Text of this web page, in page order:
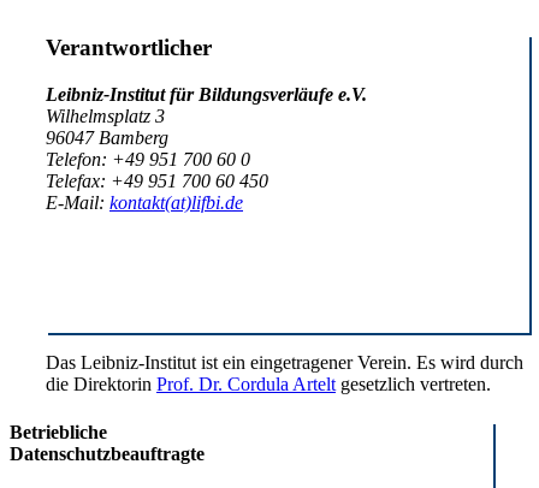
Verantwortlicher
Leibniz-Institut für Bildungsverläufe e.V.
Wilhelmsplatz 3
96047 Bamberg
Telefon: +49 951 700 60 0
Telefax: +49 951 700 60 450
E-Mail: kontakt(at)lifbi.de
Das Leibniz-Institut ist ein eingetragener Verein. Es wird durch
die Direktorin Prof. Dr. Cordula Artelt gesetzlich vertreten.
Betriebliche
Datenschutzbeauftragte